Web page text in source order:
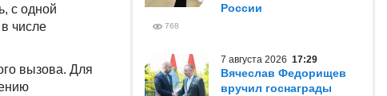
с одной
числе
вызова. Для
России
768
7 августа 2026 17:29
Вячеслав Федорищев
вручил госнаграды